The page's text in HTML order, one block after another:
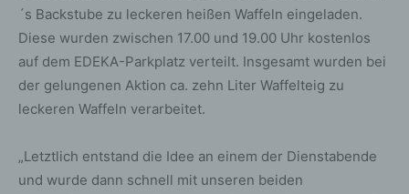
´s Backstube zu leckeren heißen Waffeln eingeladen.
Diese wurden zwischen 17.00 und 19.00 Uhr kostenlos
auf dem EDEKA-Parkplatz verteilt. Insgesamt wurden bei
der gelungenen Aktion ca. zehn Liter Waffelteig zu
leckeren Waffeln verarbeitet.
„Letztlich entstand die Idee an einem der Dienstabende
und wurde dann schnell mit unseren beiden